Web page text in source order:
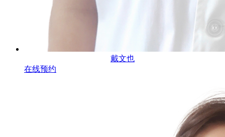
戴文也
在线预约